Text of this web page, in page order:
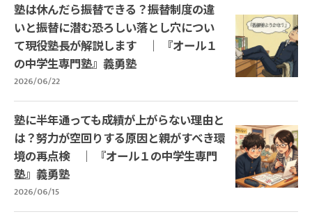
塾は休んだら振替できる？振替制度の違
いと振替に潜む恐ろしい落とし穴につい
て現役塾長が解説します ｜ 『オール１
の中学生専門塾』義勇塾
2026/06/22
塾に半年通っても成績が上がらない理由と
は？努力が空回りする原因と親がすべき環
境の再点検 ｜ 『オール１の中学生専門
塾』義勇塾
2026/06/15